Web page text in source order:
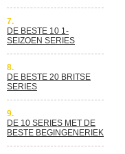
7.
DE BESTE 10 1-
SEIZOEN SERIES
8.
DE BESTE 20 BRITSE
SERIES
9.
DE 10 SERIES MET DE
BESTE BEGINGENERIEK